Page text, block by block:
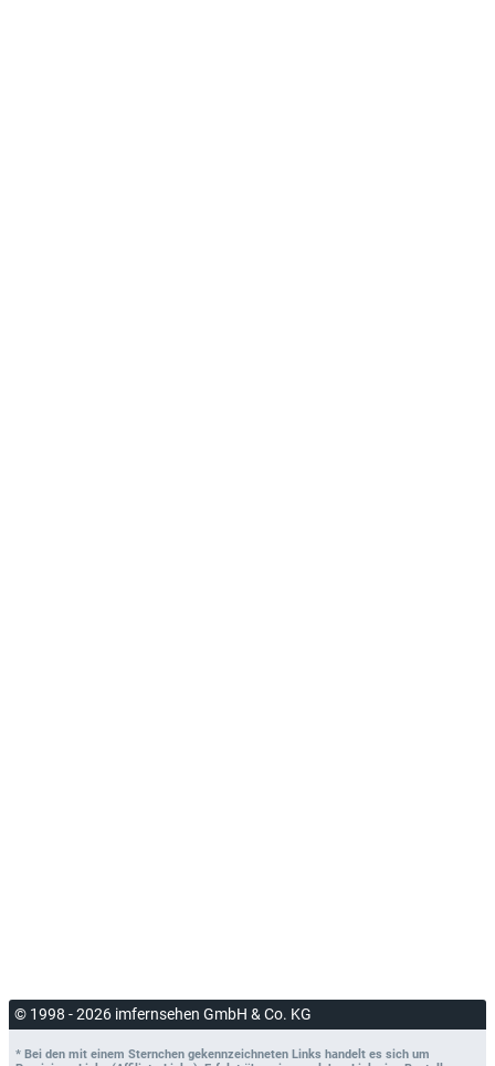
© 1998 - 2026 imfernsehen GmbH & Co. KG
* Bei den mit einem Sternchen gekennzeichneten Links handelt es sich um